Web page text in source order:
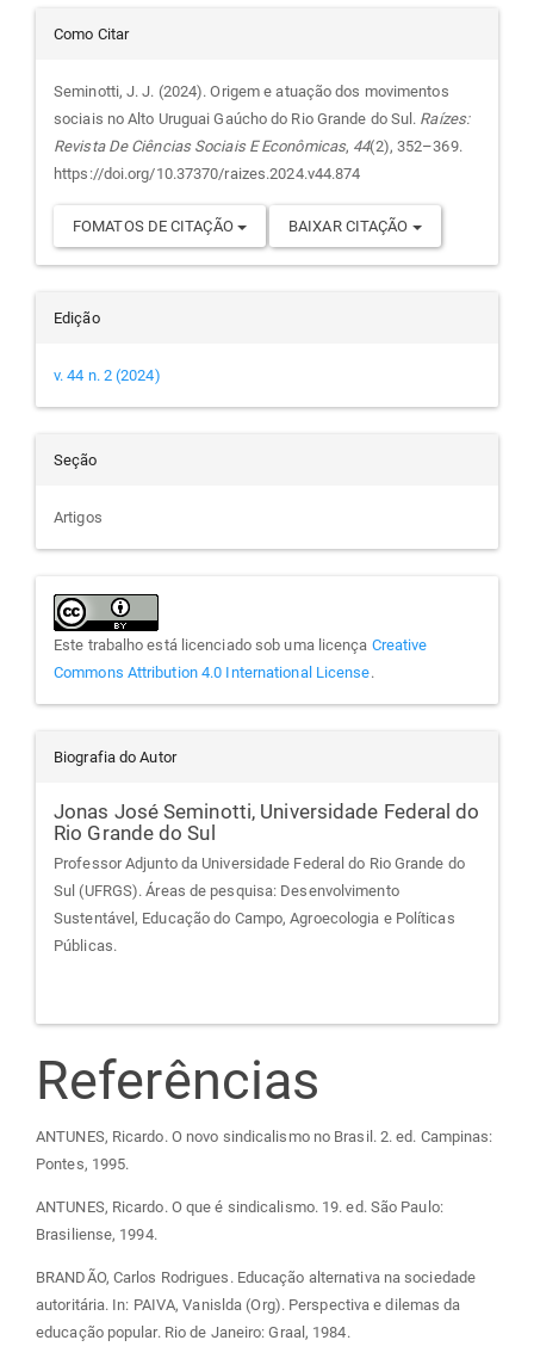
Detalhes
do
artigo
Como Citar
Seminotti, J. J. (2024). Origem e atuação dos movimentos
sociais no Alto Uruguai Gaúcho do Rio Grande do Sul. Raízes:
Revista De Ciências Sociais E Econômicas, 44(2), 352–369.
https://doi.org/10.37370/raizes.2024.v44.874
FOMATOS DE CITAÇÃO BAIXAR CITAÇÃO
Edição
v. 44 n. 2 (2024)
Seção
Artigos
Este trabalho está licenciado sob uma licença Creative
Commons Attribution 4.0 International License.
Biografia do Autor
Jonas José Seminotti, Universidade Federal do
Rio Grande do Sul
Professor Adjunto da Universidade Federal do Rio Grande do
Sul (UFRGS). Áreas de pesquisa: Desenvolvimento
Sustentável, Educação do Campo, Agroecologia e Políticas
Públicas.
Referências
ANTUNES, Ricardo. O novo sindicalismo no Brasil. 2. ed. Campinas:
Pontes, 1995.
ANTUNES, Ricardo. O que é sindicalismo. 19. ed. São Paulo:
Brasiliense, 1994.
BRANDÃO, Carlos Rodrigues. Educação alternativa na sociedade
autoritária. In: PAIVA, Vanislda (Org). Perspectiva e dilemas da
educação popular. Rio de Janeiro: Graal, 1984.